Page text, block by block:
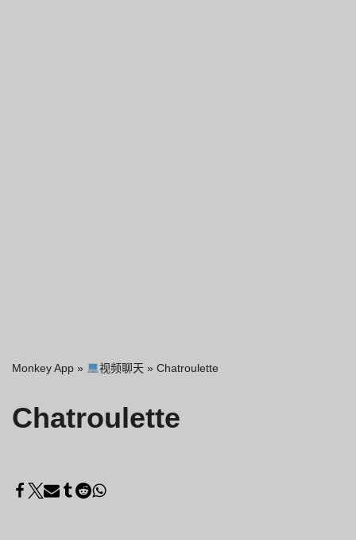
Monkey App » 视频聊天 » Chatroulette
Chatroulette